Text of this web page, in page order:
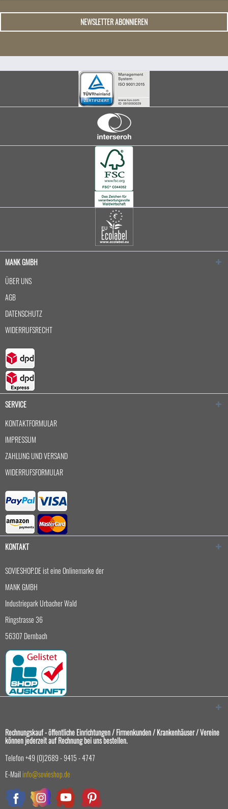
NEWSLETTER ABONNIEREN
MANK GMBH
ÜBER UNS
AGB
DATENSCHUTZ
WIDERRUFSRECHT
SERVICE
KONTAKTFORMULAR
IMPRESSUM
ZAHLUNG UND VERSAND
WIDERRUFSFORMULAR
KONTAKT
SOVIESHOP.DE ist eine Onlinemarke der
MANK GMBH
Industriepark Urbacher Wald
Ringstrasse 36
56307 Dernbach
Rechnungskauf - öffentliche Einrichtungen / Firmenkunden / Krankenhäuser / Vereine
können jederzeit auf Rechnung bei uns bestellen.
Telefon +49 (0)2689 - 9415 - 4747
E-Mail info@sovieshop.de